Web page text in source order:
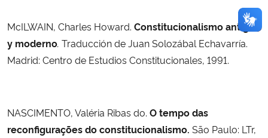
McILWAIN, Charles Howard. Constitucionalismo antiguo
y moderno. Traducción de Juan Solozábal Echavarría.
Madrid: Centro de Estudios Constitucionales, 1991.
NASCIMENTO, Valéria Ribas do. O tempo das
reconfigurações do constitucionalismo. São Paulo: LTr,